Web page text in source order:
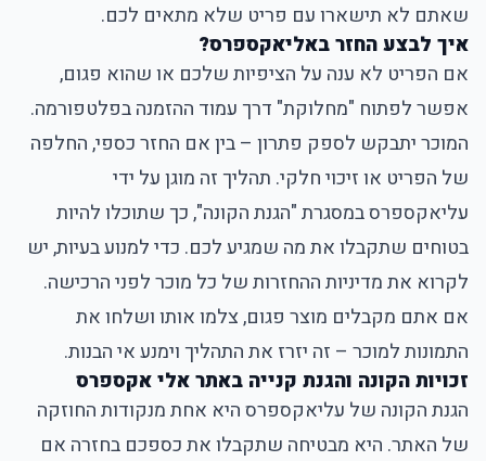
שאתם לא תישארו עם פריט שלא מתאים לכם.
איך לבצע החזר באליאקספרס?
אם הפריט לא ענה על הציפיות שלכם או שהוא פגום,
אפשר לפתוח "מחלוקת" דרך עמוד ההזמנה בפלטפורמה.
המוכר יתבקש לספק פתרון – בין אם החזר כספי, החלפה
של הפריט או זיכוי חלקי. תהליך זה מוגן על ידי
עליאקספרס במסגרת "הגנת הקונה", כך שתוכלו להיות
בטוחים שתקבלו את מה שמגיע לכם. כדי למנוע בעיות, יש
לקרוא את מדיניות ההחזרות של כל מוכר לפני הרכישה.
אם אתם מקבלים מוצר פגום, צלמו אותו ושלחו את
התמונות למוכר – זה יזרז את התהליך וימנע אי הבנות.
זכויות הקונה והגנת קנייה באתר אלי אקספרס
הגנת הקונה של עליאקספרס היא אחת מנקודות החוזקה
של האתר. היא מבטיחה שתקבלו את כספכם בחזרה אם